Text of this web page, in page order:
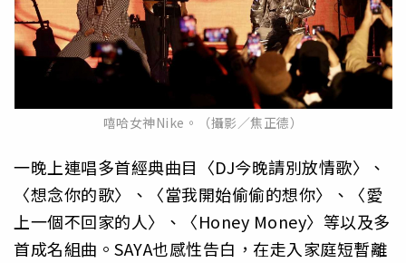
嘻哈女神Nike。（攝影／焦正德）
一晚上連唱多首經典曲目〈DJ今晚請別放情歌〉、
〈想念你的歌〉、〈當我開始偷偷的想你〉、〈愛
上一個不回家的人〉、〈Honey Money〉等以及多
首成名組曲。SAYA也感性告白，在走入家庭短暫離